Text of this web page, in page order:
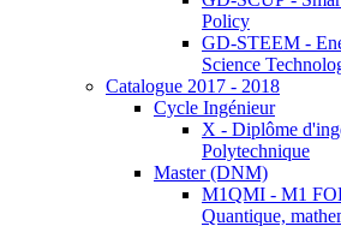
Policy
GD-STEEM -
Science
Catalogue 2017 - 2018
Cycle Ingénieur
X - Diplôme
Polytechnique
Master (DNM)
M1QMI - M1
Quantique,